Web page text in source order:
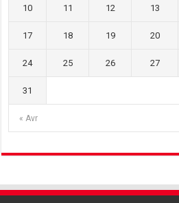
« Avr
10 11 12 13
17 18 19 20
24 25 26 27
31